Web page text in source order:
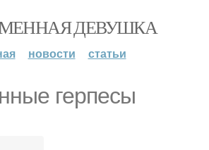
ДЕВУШКА
новости статьи
герпесы